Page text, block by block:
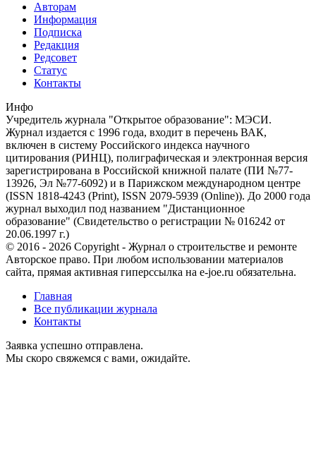
Авторам
Информация
Подписка
Редакция
Редсовет
Статус
Контакты
Инфо
Учредитель журнала "Открытое образование": МЭСИ.
Журнал издается с 1996 года, входит в перечень ВАК,
включен в систему Российского индекса научного
цитирования (РИНЦ), полиграфическая и электронная версия
зарегистрирована в Российской книжной палате (ПИ №77-
13926, Эл №77-6092) и в Парижском международном центре
(ISSN 1818-4243 (Print), ISSN 2079-5939 (Online)). До 2000 года
журнал выходил под названием "Дистанционное
образование" (Свидетельство о регистрации № 016242 от
20.06.1997 г.)
© 2016 - 2026 Copyright - Журнал о строительстве и ремонте
Авторское право. При любом использовании материалов
сайта, прямая активная гиперссылка на e-joe.ru обязательна.
Главная
Все публикации журнала
Контакты
Заявка успешно отправлена.
Мы скоро свяжемся с вами, ожидайте.